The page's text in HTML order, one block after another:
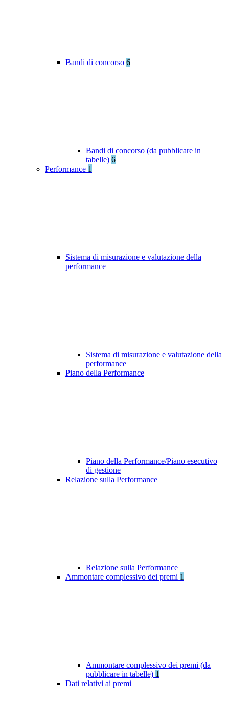
Bandi di concorso 6
Bandi di concorso (da pubblicare in
tabelle) 6
Performance 1
Sistema di misurazione e valutazione della
performance
Sistema di misurazione e valutazione della
performance
Piano della Performance
Piano della Performance/Piano esecutivo
di gestione
Relazione sulla Performance
Relazione sulla Performance
Ammontare complessivo dei premi 1
Ammontare complessivo dei premi (da
pubblicare in tabelle) 1
Dati relativi ai premi